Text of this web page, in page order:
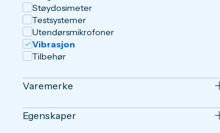
Støydosimeter
Testsystemer
Utendørsmikrofoner
Vibrasjon
Tilbehør
Varemerke
Egenskaper